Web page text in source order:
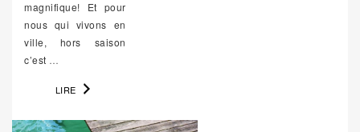
magnifique! Et pour
nous qui vivons en
ville, hors saison
c’est …
LIRE